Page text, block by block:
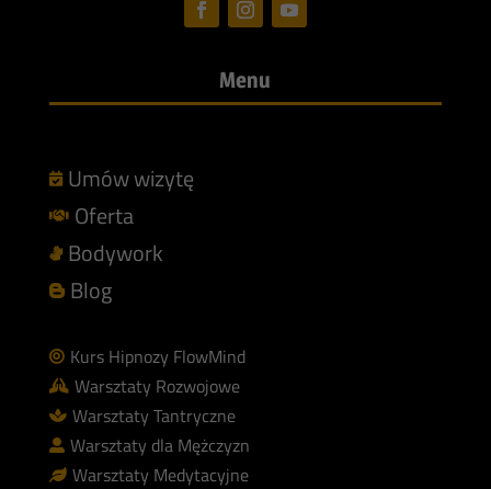
Menu
 Umów wizytę
 Oferta
 Bodywork
 Blog
 Kurs Hipnozy FlowMind
 Warsztaty Rozwojowe
 Warsztaty Tantryczne
 Warsztaty dla Mężczyzn
 Warsztaty Medytacyjne